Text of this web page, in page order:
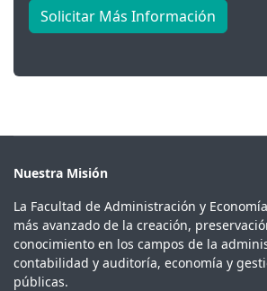
Solicitar Más Información
Nuestra Misión
La Facultad de Administración y
más avanzado de la creación,
conocimiento en los campos de la
contabilidad y auditoría, economía y
públicas.